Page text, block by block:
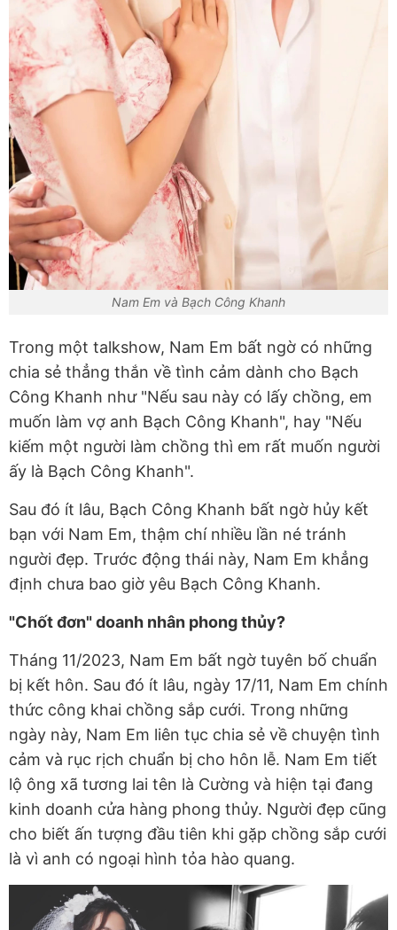
Nam Em và Bạch Công Khanh
Trong một talkshow, Nam Em bất ngờ có những
chia sẻ thẳng thắn về tình cảm dành cho Bạch
Công Khanh như "Nếu sau này có lấy chồng, em
muốn làm vợ anh Bạch Công Khanh", hay "Nếu
kiếm một người làm chồng thì em rất muốn người
ấy là Bạch Công Khanh".
Sau đó ít lâu, Bạch Công Khanh bất ngờ hủy kết
bạn với Nam Em, thậm chí nhiều lần né tránh
người đẹp. Trước động thái này, Nam Em khẳng
định chưa bao giờ yêu Bạch Công Khanh.
"Chốt đơn" doanh nhân phong thủy?
Tháng 11/2023, Nam Em bất ngờ tuyên bố chuẩn
bị kết hôn. Sau đó ít lâu, ngày 17/11, Nam Em chính
thức công khai chồng sắp cưới. Trong những
ngày này, Nam Em liên tục chia sẻ về chuyện tình
cảm và rục rịch chuẩn bị cho hôn lễ. Nam Em tiết
lộ ông xã tương lai tên là Cường và hiện tại đang
kinh doanh cửa hàng phong thủy. Người đẹp cũng
cho biết ấn tượng đầu tiên khi gặp chồng sắp cưới
là vì anh có ngoại hình tỏa hào quang.